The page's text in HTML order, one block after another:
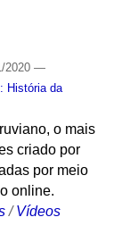
2020 —
História da
o mais
criado por
por meio
online.
/Vídeos